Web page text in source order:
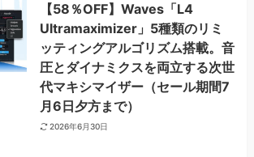
【58％OFF】Waves「L4
Ultramaximizer」5種類のリミ
ッティングアルゴリズム搭載。音
圧とダイナミクスを両立する次世
代マキシマイザー（セール期間7
月6日夕方まで）
2026年6月30日